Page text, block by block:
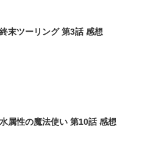
終末ツーリング 第3話 感想
水属性の魔法使い 第10話 感想